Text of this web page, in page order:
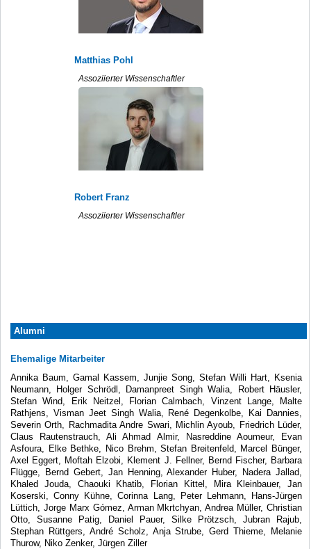
Matthias Pohl
Assoziierter Wissenschaftler
Robert Franz
Assoziierter Wissenschaftler
Alumni
Ehemalige Mitarbeiter
Annika Baum, Gamal Kassem, Junjie Song, Stefan Willi Hart, Ksenia
Neumann, Holger Schrödl, Damanpreet Singh Walia, Robert Häusler,
Stefan Wind, Erik Neitzel, Florian Calmbach, Vinzent Lange, Malte
Rathjens, Visman Jeet Singh Walia, René Degenkolbe, Kai Dannies,
Severin Orth, Rachmadita Andre Swari, Michlin Ayoub, Friedrich Lüder,
Claus Rautenstrauch, Ali Ahmad Almir, Nasreddine Aoumeur, Evan
Asfoura, Elke Bethke, Nico Brehm, Stefan Breitenfeld, Marcel Bünger,
Axel Eggert, Moftah Elzobi, Klement J. Fellner, Bernd Fischer, Barbara
Flügge, Bernd Gebert, Jan Henning, Alexander Huber, Nadera Jallad,
Khaled Jouda, Chaouki Khatib, Florian Kittel, Mira Kleinbauer, Jan
Koserski, Conny Kühne, Corinna Lang, Peter Lehmann, Hans-Jürgen
Lüttich, Jorge Marx Gómez, Arman Mkrtchyan, Andrea Müller, Christian
Otto, Susanne Patig, Daniel Pauer, Silke Prötzsch, Jubran Rajub,
Stephan Rüttgers, André Scholz, Anja Strube, Gerd Thieme, Melanie
Thurow, Niko Zenker, Jürgen Ziller